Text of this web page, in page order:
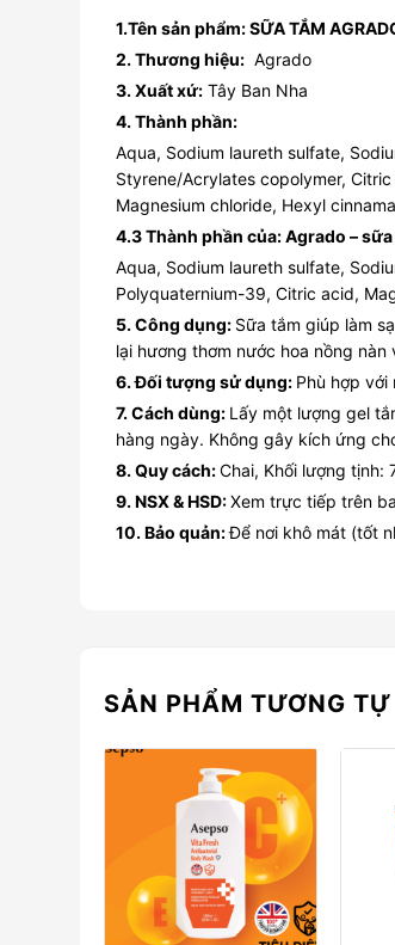
1.Tên sản phẩm:SỮA TẮM
2. Thương hiệu: Agrado
3. Xuất xứ: Tây Ban Nha
4. Thành phần:
Aqua, Sodium laureth sulfate,
Styrene/Acrylates copolymer,
Magnesium chloride, Hexyl
4.3 Thành phần của: Agrado –
Aqua, Sodium laureth sulfate,
Polyquaternium-39, Citric acid,
5. Công dụng: Sữa tắm giúp làm
lại hương thơm nước hoa nồng nàn
6. Đối tượng sử dụng: Phù hợp với
7. Cách dùng: Lấy một lượng gel
hàng ngày. Không gây kích ứng
8. Quy cách:Chai, Khối lượng tịnh:
9. NSX & HSD:Xem trực tiếp trên
10. Bảo quản:Để nơi khô mát (tốt
SẢN PHẨM TƯƠNG TỰ